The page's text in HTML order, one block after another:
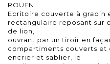
ROUEN
Ecritoire couverte à gradin
rectangulaire reposant sur
de lion,
ouvrant par un tiroir en
compartiments couverts et
encrier et sablier, le